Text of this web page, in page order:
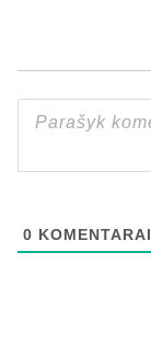
0 KOMENTARAI